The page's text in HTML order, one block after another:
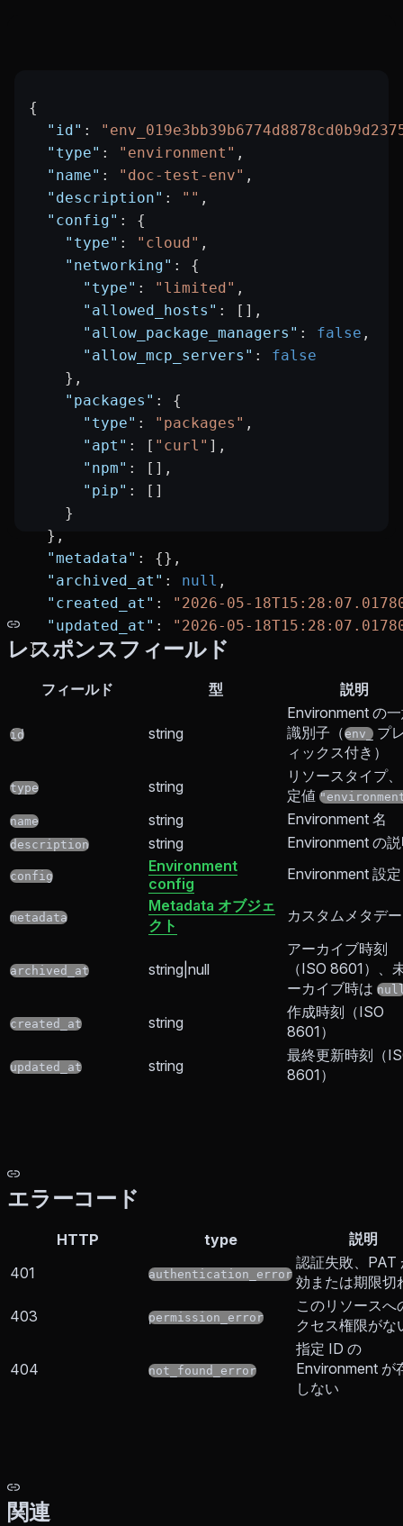
{
  "id"
:
  "type"
: "environment" ,
  "name"
: "doc-test-env" ,
  "description"
: "" ,
  "config"
: {
    "type"
: "cloud" ,
    "networking"
: {
      "type"
: "limited" ,
      "allowed_hosts"
: [],
      "allow_package_managers"
: false ,
      "allow_mcp_servers"
: false
    },
    "packages"
: {
      "type"
: "packages" ,
      "apt"
: [ "curl" ],
      "npm"
: [],
      "pip"
: []
    }
  },
  "metadata"
: {},
  "archived_at"
: null ,
  "created_at"
:
"2026-05-
  "updated_at"
:
"2026-05-
}
レスポンスフィールド
フィールド 型 説明
id string
Environment の
識別子（env_ プ
ィックス付き）
type string
リソースタイプ
定値
name
string Environment 名
description string Environment の
config
Environment
config
Environment 設定
metadata
Metadata オブジェ
クト
カスタムメタデ
archived_at string|null
アーカイブ時刻
（ISO 8601）、
ーカイブ時は
created_at string
作成時刻（ISO
8601）
updated_at string
最終更新時刻（
8601）
エラーコード
HTTP type
説明
401
authentication_error
認証失敗、PAT
効または期限切
403
permission_error
このリソースへ
クセス権限がな
404 not_found_error
指定 ID の
Environment が
しない
関連